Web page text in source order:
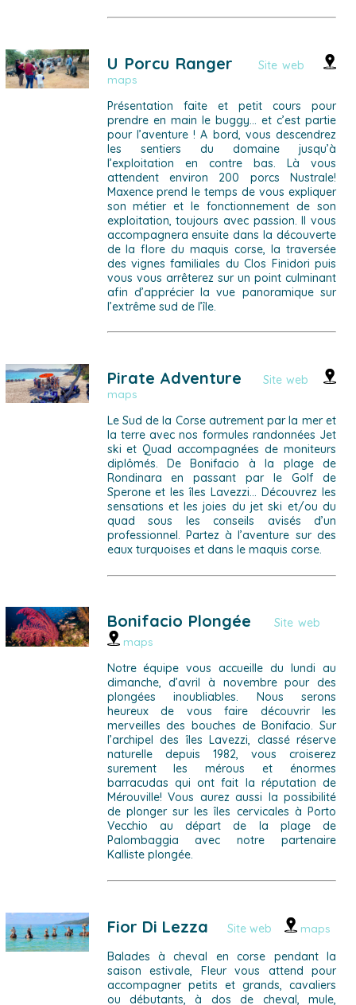
U Porcu Ranger Site web
maps
Présentation faite et petit cours pour
prendre en main le buggy… et c’est partie
pour l’aventure ! A bord, vous descendrez
les sentiers du domaine jusqu’à
l’exploitation en contre bas. Là vous
attendent environ 200 porcs Nustrale!
Maxence prend le temps de vous expliquer
son métier et le fonctionnement de son
exploitation, toujours avec passion. Il vous
accompagnera ensuite dans la découverte
de la flore du maquis corse, la traversée
des vignes familiales du Clos Finidori puis
vous vous arrêterez sur un point culminant
afin d’apprécier la vue panoramique sur
l’extrême sud de l’île.
Pirate AdventureSite web
maps
Le Sud de la Corse autrement par la mer et
la terre avec nos formules randonnées Jet
ski et Quad accompagnées de moniteurs
diplômés. De Bonifacio à la plage de
Rondinara en passant par le Golf de
Sperone et les îles Lavezzi… Découvrez les
sensations et les joies du jet ski et/ou du
quad sous les conseils avisés d’un
professionnel. Partez à l’aventure sur des
eaux turquoises et dans le maquis corse.
Bonifacio PlongéeSite web
maps
Notre équipe vous accueille du lundi au
dimanche, d’avril à novembre pour des
plongées inoubliables. Nous serons
heureux de vous faire découvrir les
merveilles des bouches de Bonifacio. Sur
l’archipel des îles Lavezzi, classé réserve
naturelle depuis 1982, vous croiserez
surement les mérous et énormes
barracudas qui ont fait la réputation de
Mérouville! Vous aurez aussi la possibilité
de plonger sur les îles cervicales à Porto
Vecchio au départ de la plage de
Palombaggia avec notre partenaire
Kalliste plongée.
Fior Di Lezza Site web maps
Balades à cheval en corse pendant la
saison estivale, Fleur vous attend pour
accompagner petits et grands, cavaliers
ou débutants, à dos de cheval, mule,